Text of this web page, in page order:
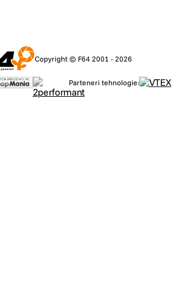
Copyright © F64 2001 - 2026
Parteneri tehnologie: